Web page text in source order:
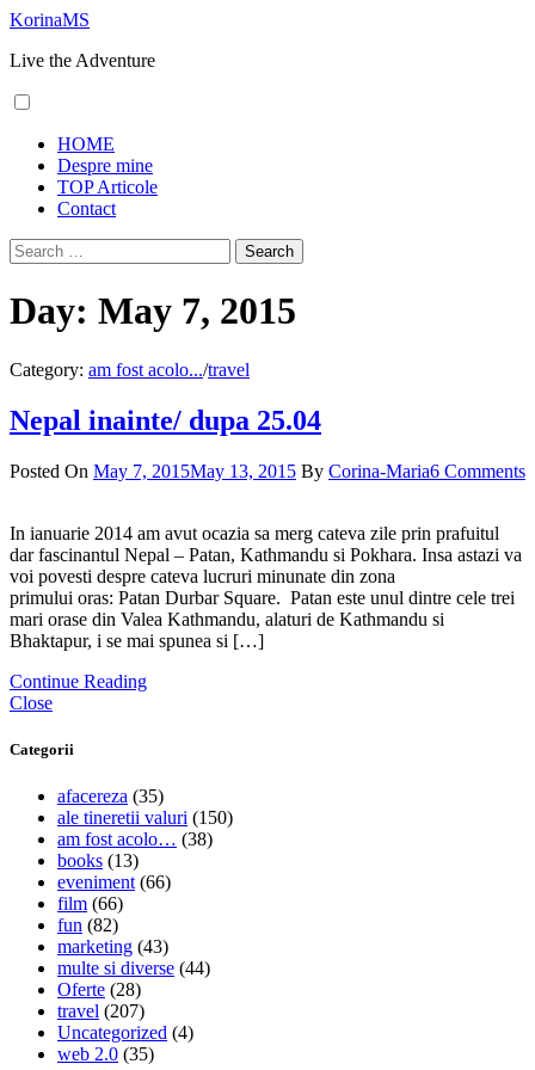
Skip
content
KorinaMS
Live the Adventure
Menu
HOME
Despre mine
TOP Articole
Contact
Search
for:
Day: May 7, 2015
Category: am fost acolo.../travel
Nepal inainte/ dupa 25.04
Posted On May 7, 2015May 13, 2015 By Corina-Maria6 Comments
In ianuarie 2014 am avut ocazia sa merg cateva zile prin prafuitul
dar fascinantul Nepal – Patan, Kathmandu si Pokhara. Insa astazi va
voi povesti despre cateva lucruri minunate din zona
primului oras: Patan Durbar Square. Patan este unul dintre cele trei
mari orase din Valea Kathmandu, alaturi de Kathmandu si
Bhaktapur, i se mai spunea si […]
Continue Reading
Close
Categorii
afacereza (35)
ale tineretii valuri (150)
am fost acolo… (38)
books (13)
eveniment (66)
film (66)
fun (82)
marketing (43)
multe si diverse (44)
Oferte (28)
travel (207)
Uncategorized (4)
web 2.0 (35)